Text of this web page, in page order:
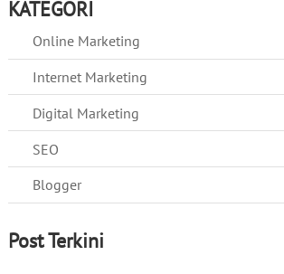
KATEGORI
Online Marketing
Internet Marketing
Digital Marketing
SEO
Blogger
Post Terkini